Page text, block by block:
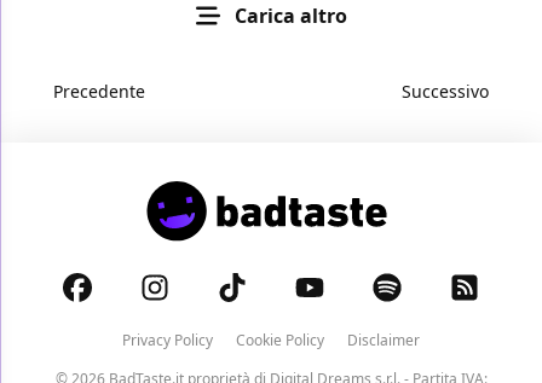
Carica altro
Precedente Successivo
Privacy Policy Cookie Policy
Disclaimer
© 2026 BadTaste.it proprietà di Digital Dreams s.r.l. - Partita IVA: